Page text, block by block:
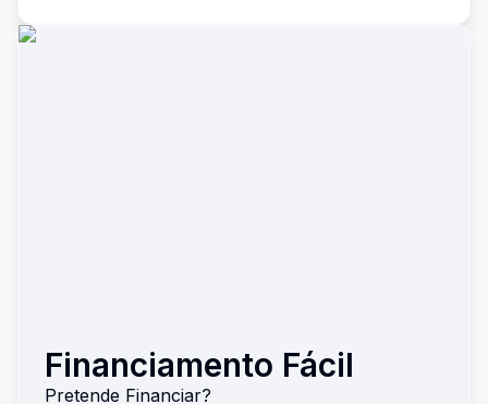
Financiamento Fácil
Pretende Financiar?